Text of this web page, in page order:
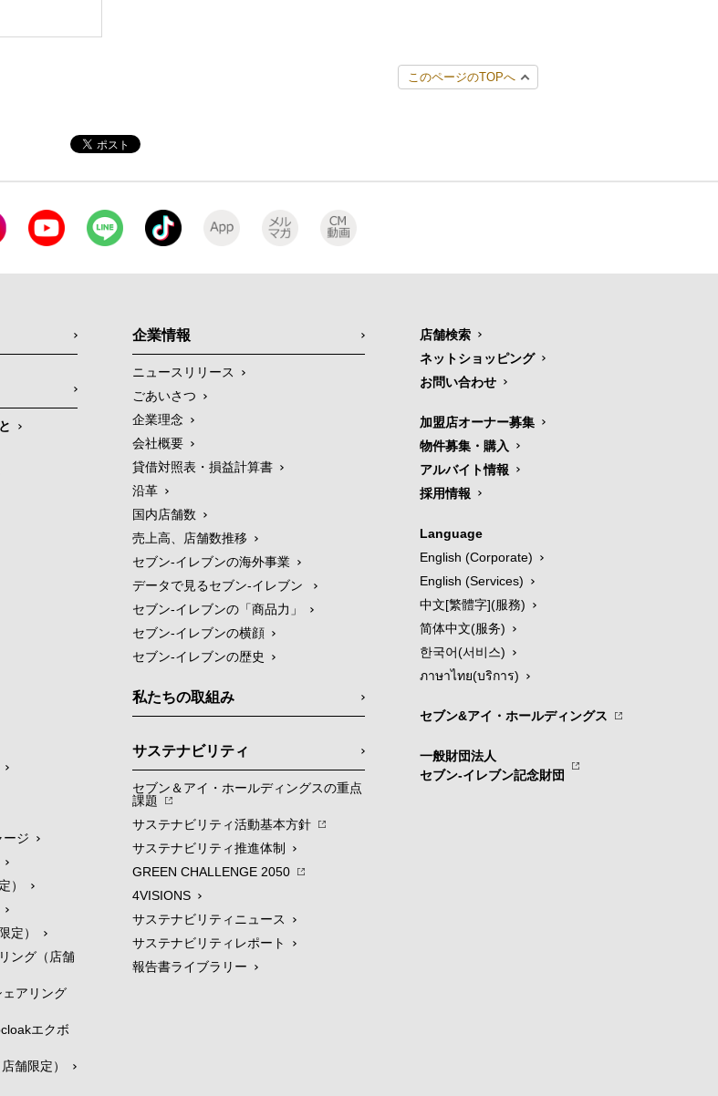
このページのTOPへ
ージ
）
定）
ング（店舗
アリング
エクボ
舗限定）
企業情報
ニュースリリース
ごあいさつ
企業理念
会社概要
貸借対照表・損益計算書
沿革
国内店舗数
売上高、店舗数推移
セブン‐イレブンの海外事業
データで見るセブン‐イレブン
セブン‐イレブンの「商品力」
セブン-イレブンの横顔
セブン-イレブンの歴史
私たちの取組み
サステナビリティ
セブン＆アイ・ホールディングスの重点
課題
サステナビリティ活動基本方針
サステナビリティ推進体制
GREEN CHALLENGE 2050
4VISIONS
サステナビリティニュース
サステナビリティレポート
報告書ライブラリー
店舗検索
ネットショッピング
お問い合わせ
加盟店オーナー募集
物件募集・購入
アルバイト情報
採用情報
Language
English (Corporate)
English (Services)
中文[繁體字](服務)
简体中文(服务)
한국어(서비스)
ภาษาไทย(บริการ)
セブン&アイ・ホールディングス
一般財団法人
セブン-イレブン記念財団